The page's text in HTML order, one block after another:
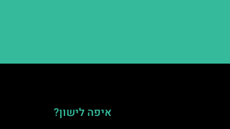
איפה לישון?